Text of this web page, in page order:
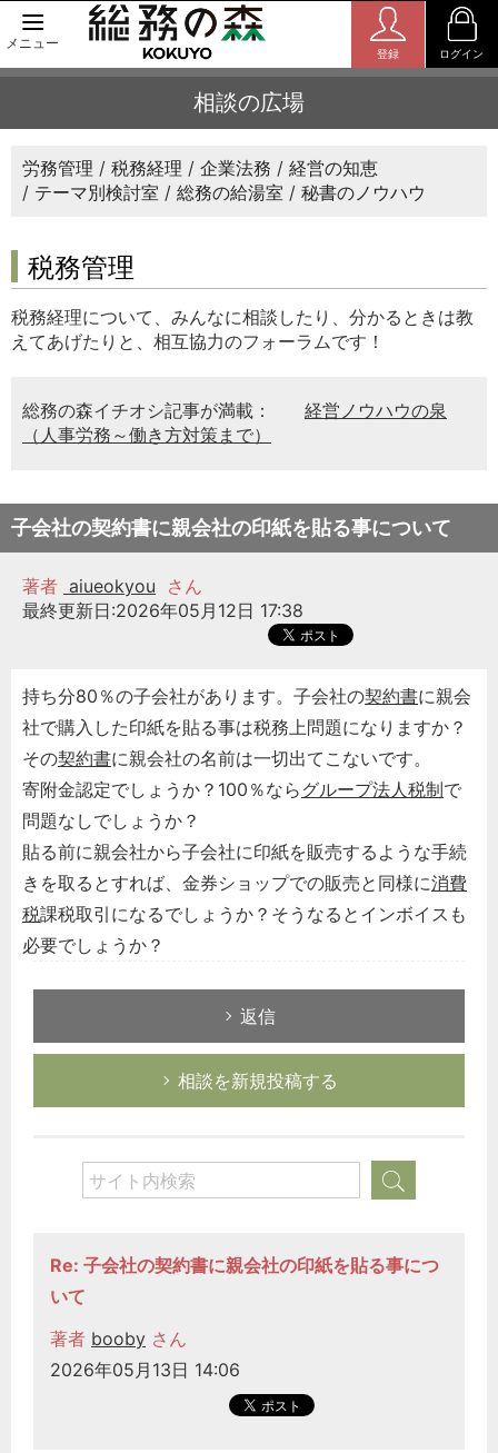
メニュー
登録 ログイン
相談の広場
労務管理 税務経理 企業法務
経営の知恵
テーマ別検討室
総務の給湯室 秘書のノウハウ
税務管理
税務経理について、みんなに相談したり、分かるときは教
えてあげたりと、相互協力のフォーラムです！
総務の森イチオシ記事が満載：
経営ノウハウの泉
（人事労務～働き方対策まで）
子会社の契約書に親会社の印紙を貼る事について
著者 aiueokyou
さん
最終更新日:2026年05月12日 17:38
持ち分80％の子会社があります。子会社の契約書に親会
社で購入した印紙を貼る事は税務上問題になりますか？
その契約書に親会社の名前は一切出てこないです。
寄附金認定でしょうか？100％ならグループ法人税制で
問題なしでしょうか？
貼る前に親会社から子会社に印紙を販売するような手続
きを取るとすれば、金券ショップでの販売と同様に消費
税課税取引になるでしょうか？そうなるとインボイスも
必要でしょうか？
返信
相談を新規投稿する
Re: 子会社の契約書に親会社の印紙を貼る事につ
いて
著者 booby さん
2026年05月13日 14:06